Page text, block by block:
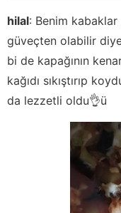
hilal: Benim
güveçten olabilir
bi de kapağının
kağıdı sıkıştırıp
da lezzetli oldu👌ü